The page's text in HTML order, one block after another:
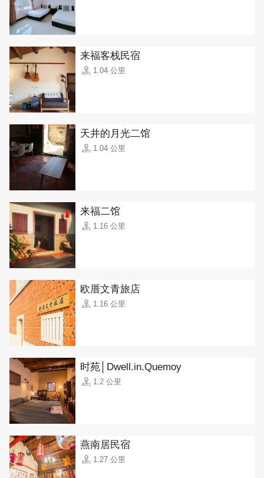
来福客栈民宿
1.04 公里
天井的月光二馆
1.04 公里
来福二馆
1.16 公里
欧厝文青旅店
1.16 公里
时苑│Dwell.in.Quemoy
1.2 公里
燕南居民宿
1.27 公里